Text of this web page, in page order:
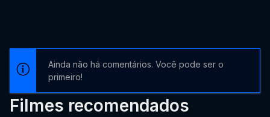
Ainda não há comentários. Você pode ser o
primeiro!
Filmes recomendados